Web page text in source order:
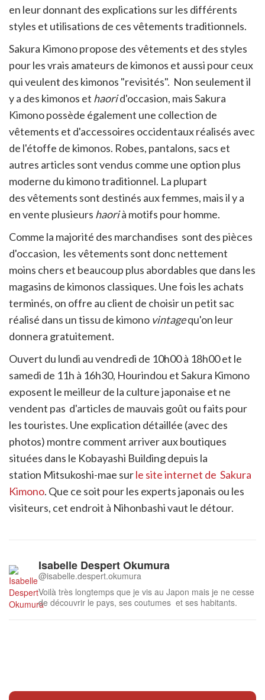
en leur donnant des explications sur les différents
styles et utilisations de ces vêtements traditionnels.
Sakura Kimono propose des vêtements et des styles
pour les vrais amateurs de kimonos et aussi pour ceux
qui veulent des kimonos "revisités". Non seulement il
y a des kimonos et ​ haorid'occasion, mais Sakura
Kimono possède également une collection de
vêtements et d'accessoires occidentaux réalisés avec
de l'étoffe de kimonos. Robes, pantalons, sacs et
autres articles sont vendus comme une option plus
moderne du kimono traditionnel. La plupart
des vêtements sont destinés aux femmes, mais il y a
en vente plusieurs ​ haorià motifs pour homme.
​Comme la majorité des marchandises sont des pièces
d'occasion, les vêtements sont donc nettement
moins chers et beaucoup plus abordables que dans les
magasins de kimonos classiques. Une fois les achats
terminés, on offre au client de choisir un petit sac
réalisé dans un tissu de kimono vintagequ'on leur
donnera gratuitement.
Ouvert du lundi au vendredi de 10h00 à 18h00 et le
samedi de 11h à 16h30, Hourindou et Sakura Kimono
exposent le meilleur de la culture japonaise et ne
vendent pas d'articles de mauvais goût ou faits pour
les touristes. Une explication détaillée (avec des
photos) montre comment arriver aux boutiques
situées dans le Kobayashi Building depuis la
station Mitsukoshi-mae surle site internet de Sakura
Kimono. Que ce soit pour les experts japonais ou les
visiteurs, cet endroit à Nihonbashi vaut le détour.
Isabelle Despert Okumura
@isabelle.despert.okumura
Voilà très longtemps que je vis au Japon mais je ne cesse
de découvrir le pays, ses coutumes et ses habitants.